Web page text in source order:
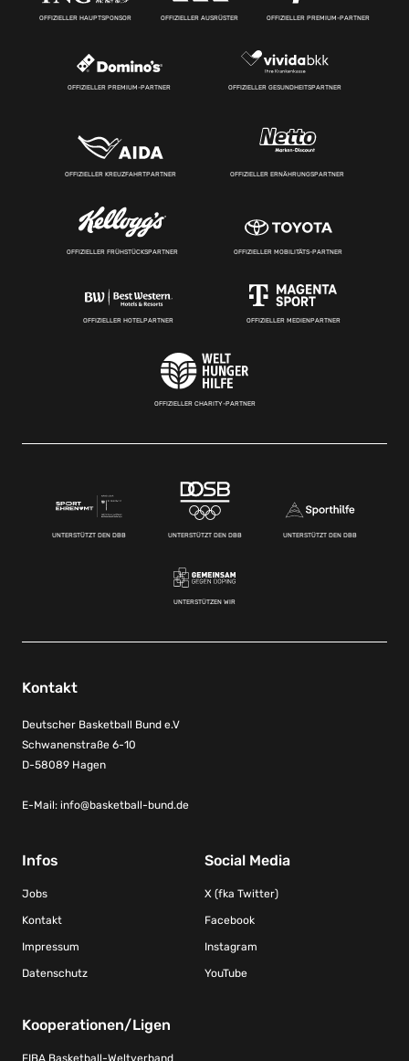
OFFIZIELLER HAUPTSPONSOR OFFIZIELLER AUSRÜSTER OFFIZIELLER PREMIUM-PARTNER
OFFIZIELLER PREMIUM-PARTNER OFFIZIELLER GESUNDHEITSPARTNER
OFFIZIELLER KREUZFAHRTPARTNER OFFIZIELLER ERNÄHRUNGSPARTNER
OFFIZIELLER FRÜHSTÜCKSPARTNER OFFIZIELLER MOBILITÄTS-PARTNER
OFFIZIELLER HOTELPARTNER OFFIZIELLER MEDIENPARTNER
OFFIZIELLER CHARITY-PARTNER
UNTERSTÜTZT DEN DBB UNTERSTÜTZT DEN DBB UNTERSTÜTZT DEN DBB
UNTERSTÜTZEN WIR
Kontakt
Deutscher Basketball Bund e.V
Schwanenstraße 6-10
D-58089 Hagen
E-Mail: info@basketball-bund.de
Infos
Jobs
Kontakt
Impressum
Datenschutz
Social Media
X (fka Twitter)
Facebook
Instagram
YouTube
Kooperationen/Ligen
FIBA Basketball-Weltverband